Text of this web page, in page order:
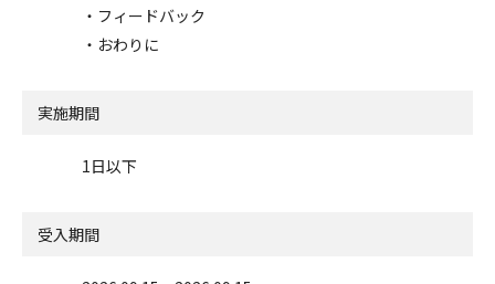
・フィードバック
・おわりに
実施期間
1日以下
受入期間